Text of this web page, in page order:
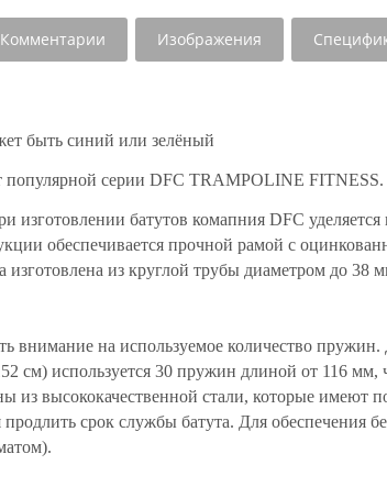
Комментарии Изображения
быть синий или зелёный
популярной серии DFC TRAMPOLINE FITNESS.
изготовлении батутов комапния DFC уделяется
обеспечивается прочной рамой с
изготовлена из круглой трубы диаметром до
внимание на используемое количество
см) используется 30 пружин длиной от 116 мм,
высококачественной стали, которые имеют
срок службы батута. Для обеспечения